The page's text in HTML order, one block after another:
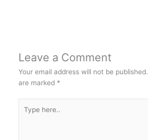
Leave a Comment
Your email address will not be published.
are marked *
here..